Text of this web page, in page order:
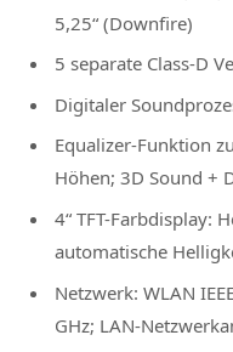
5,25“ (Downfire)
5 separate Class-D
Digitaler
Equalizer-Funktion
Höhen; 3D Sound +
4“ TFT-Farbdisplay:
automatische
Netzwerk: WLAN
GHz; LAN-